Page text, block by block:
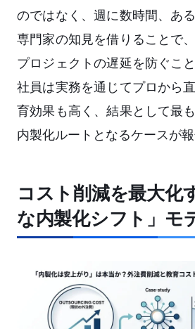
のではなく、週に数時間、あ
専門家の知見を借りることで
プロジェクトの遅延を防ぐこ
社員は実務を通じてプロから
育効果も高く、結果として最
内製化ルートとなるケースが報
コスト削減を最大化
な内製化シフト」モ